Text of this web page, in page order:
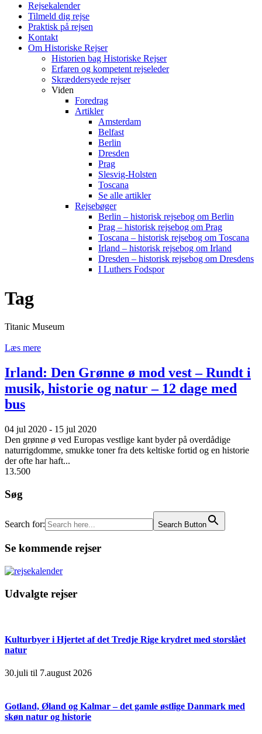
Rejsekalender
Tilmeld dig rejse
Praktisk på rejsen
Kontakt
Om Historiske Rejser
Historien bag Historiske Rejser
Erfaren og kompetent rejseleder
Skræddersyede rejser
Viden
Foredrag
Artikler
Amsterdam
Belfast
Berlin
Dresden
Prag
Slesvig-Holsten
Toscana
Se alle artikler
Rejsebøger
Berlin – historisk rejsebog om Berlin
Prag – historisk rejsebog om Prag
Toscana – historisk rejsebog om Toscana
Irland – historisk rejsebog om Irland
Dresden – historisk rejsebog om Dresdens
I Luthers Fodspor
Tag
Titanic Museum
Læs mere
Irland: Den Grønne ø mod vest – Rundt i
musik, historie og natur – 12 dage med
bus
04 jul 2020 - 15 jul 2020
Den grønne ø ved Europas vestlige kant byder på overdådige
naturrigdomme, smukke toner fra dets keltiske fortid og en historie
der ofte har haft...
13.500
Søg
Search for: Search Button
Se kommende rejser
Udvalgte rejser
Kulturbyer i Hjertet af det Tredje Rige krydret med storslået
natur
30.juli til 7.august 2026
Gotland, Øland og Kalmar – det gamle østlige Danmark med
skøn natur og historie